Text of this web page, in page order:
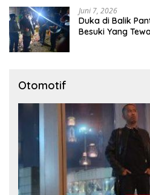
Juni 7, 2026
Duka di Balik
Besuki Yang
Otomotif